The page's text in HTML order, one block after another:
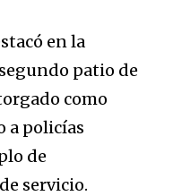
en la
patio de
como
a policías
de
servicio.